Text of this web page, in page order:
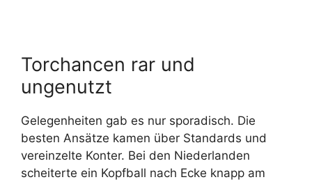
Torchancen rar und
ungenutzt
Gelegenheiten gab es nur sporadisch. Die
besten Ansätze kamen über Standards und
vereinzelte Konter. Bei den Niederlanden
scheiterte ein Kopfball nach Ecke knapp am